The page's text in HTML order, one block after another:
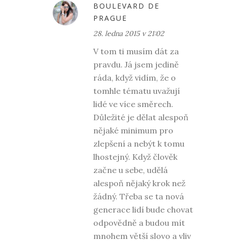
BOULEVARD DE
PRAGUE
28. ledna 2015 v 21:02
V tom ti musím dát za
pravdu. Já jsem jedině
ráda, když vidím, že o
tomhle tématu uvažují
lidé ve více směrech.
Důležité je dělat alespoň
nějaké minimum pro
zlepšení a nebýt k tomu
lhostejný. Když člověk
začne u sebe, udělá
alespoň nějaký krok než
žádný. Třeba se ta nová
generace lidí bude chovat
odpovědně a budou mít
mnohem větší slovo a vliv